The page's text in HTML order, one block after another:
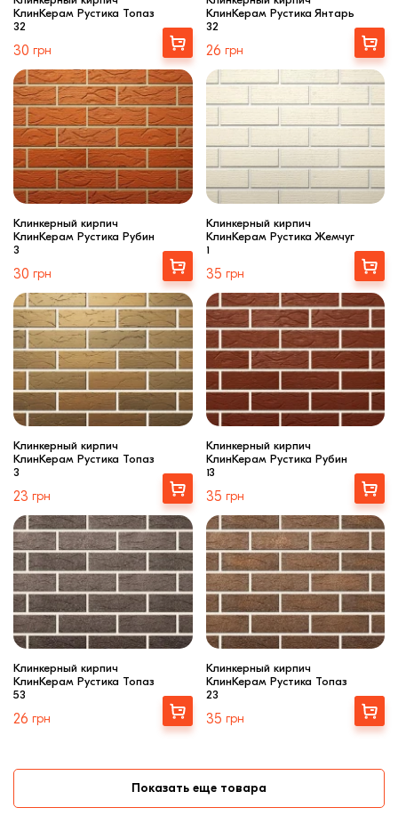
КлинКерам Рустика Топаз
32
30 грн
Выбрать
КлинКерам Рустика Янтарь
32
26 грн
Выбрать
Клинкерный кирпич
КлинКерам Рустика Рубин
3
30 грн
Выбрать
Клинкерный кирпич
КлинКерам Рустика Жемчуг
1
35 грн
Выбрать
Клинкерный кирпич
КлинКерам Рустика Топаз
3
23 грн
Выбрать
Клинкерный кирпич
КлинКерам Рустика Рубин
13
35 грн
Выбрать
Клинкерный кирпич
КлинКерам Рустика Топаз
53
26 грн
Выбрать
Клинкерный кирпич
КлинКерам Рустика Топаз
23
35 грн
Выбрать
Показать еще товара